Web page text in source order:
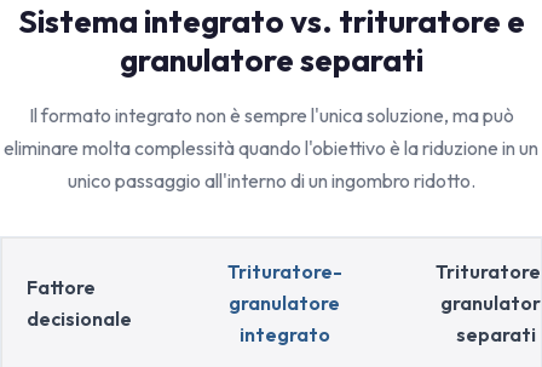
Sistema integrato vs. trituratore e
granulatore separati
Il formato integrato non è sempre l'unica soluzione, ma può
eliminare molta complessità quando l'obiettivo è la riduzione in un
unico passaggio all'interno di un ingombro ridotto.
Fattore
decisionale
Trituratore-
granulatore
integrato
separati